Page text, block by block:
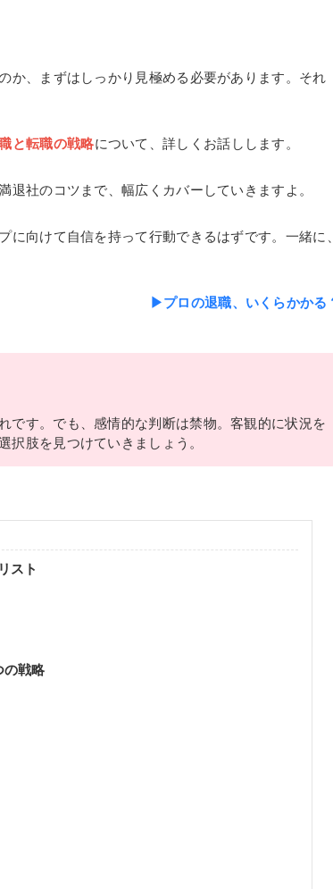
か、まずはしっかり見極める必要があります。それ
と転職の戦略について、詳しくお話しします。
社のコツまで、幅広くカバーしていきますよ。
向けて自信を持って行動できるはずです。一緒に、
▶プロの退職、いくらかかる
です。でも、感情的な判断は禁物。客観的に状況を
択肢を見つけていきましょう。
スト
の戦略